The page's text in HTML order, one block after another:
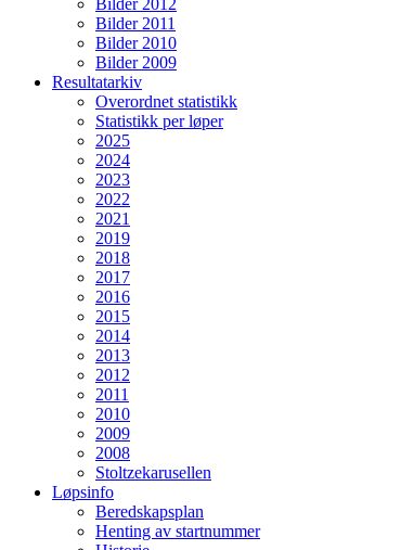
Bilder 2012
Bilder 2011
Bilder 2010
Bilder 2009
Resultatarkiv
Overordnet statistikk
Statistikk per løper
2025
2024
2023
2022
2021
2019
2018
2017
2016
2015
2014
2013
2012
2011
2010
2009
2008
Stoltzekarusellen
Løpsinfo
Beredskapsplan
Henting av startnummer